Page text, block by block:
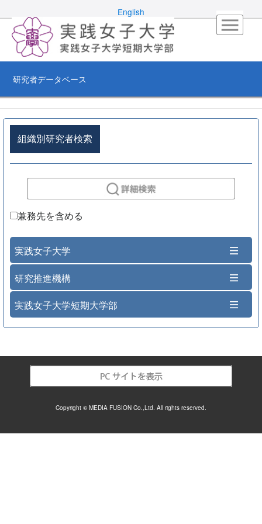
English
研究者データベース
組織別研究者検索
兼務先を含める
実践女子大学
研究推進機構
実践女子大学短期大学部
Copyright © MEDIA FUSION Co.,Ltd. All rights reserved.